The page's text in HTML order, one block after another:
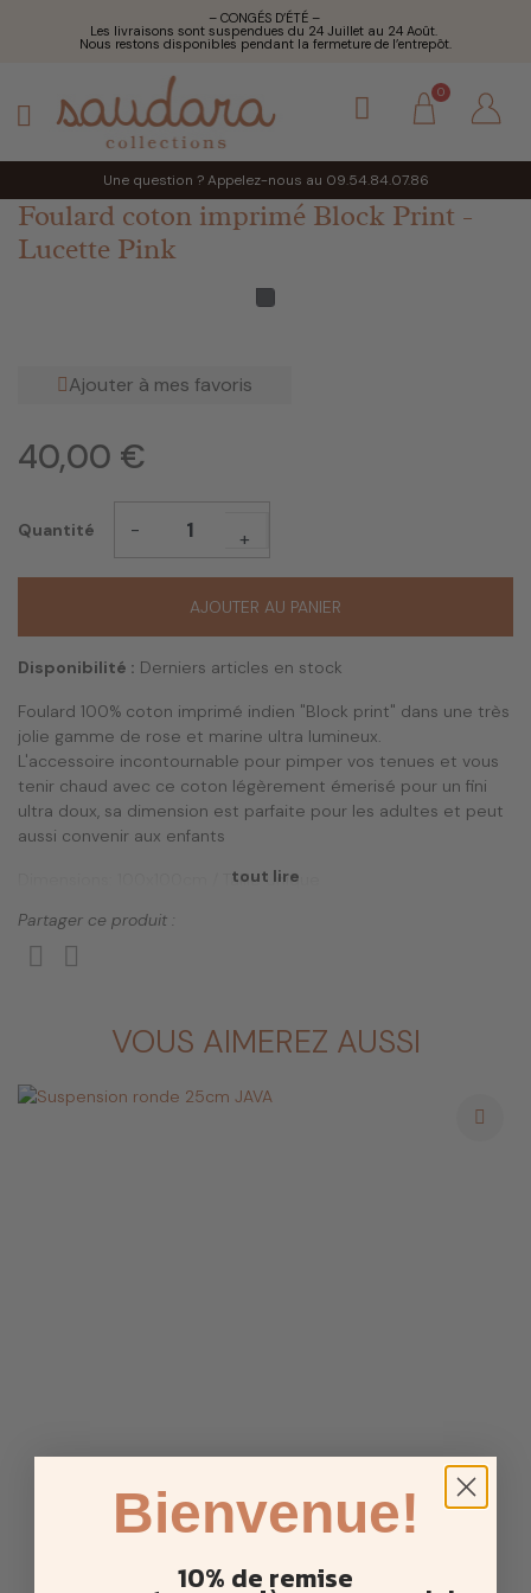
– CONGÉS D’ÉTÉ –
Les livraisons sont suspendues du 24 Juillet au 24 Août.
Nous restons disponibles pendant la fermeture de l’entrepôt.
Une question ? Appelez-nous au 09.54.84.07.86
Foulard coton imprimé Block Print -
Lucette Pink
Ajouter à mes favoris
40,00 €
Quantité - +
AJOUTER AU PANIER
Disponibilité : Derniers articles en stock
Foulard 100% coton imprimé indien "Block print" dans une très
jolie gamme de rose et marine ultra lumineux.
L'accessoire incontournable pour pimper vos tenues et vous
tenir chaud avec ce coton légèrement émerisé pour un fini
ultra doux, sa dimension est parfaite pour les adultes et peut
aussi convenir aux enfants
Dimensions: 100x100cm / Taille Unique
Origine: Inde
matières, et particulièrement sur les coloris clairs.
Pour éviter cela, nous vous conseillons de laver séparément votre foulard
tout lire
Partager ce produit :
VOUS AIMEREZ AUSSI
Bienvenue!
10% de remise